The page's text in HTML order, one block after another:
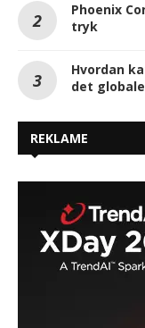
Phoenix
tryk
Hvordan
det
REKLAME